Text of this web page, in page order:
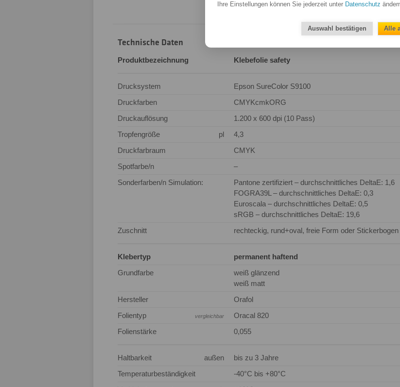
Technische Daten
Produktbezeichnung Klebefolie safety
Drucksystem
Epson SureColor S9100
Druckfarben
CMYKcmkORG
Druckauflösung
1.200 x 600 dpi (10 Pass)
Tropfengröße
pl
4,3
Druckfarbraum
CMYK
Spotfarbe/n
–
Sonderfarben/n Simulation:
Pantone zertifiziert – durchschnittliches DeltaE: 1,6
FOGRA39L – durchschnittliches DeltaE: 0,3
Euroscala – durchschnittliches DeltaE: 0,5
sRGB – durchschnittliches DeltaE: 19,6
Zuschnitt
rechteckig, rund+oval, freie Form oder Stickerbogen
Klebertyp
permanent haftend
Grundfarbe
weiß glänzend
weiß matt
Hersteller
Orafol
Folientyp
vergleichbar
Oracal 820
Folienstärke
0,055
Haltbarkeit außen
bis zu 3 Jahre
Temperaturbeständigkeit
-40°C bis +80°C
Ihre Einstellungen können Sie jederzeit unter Datenschutz
Alle
Auswahl bestätigen